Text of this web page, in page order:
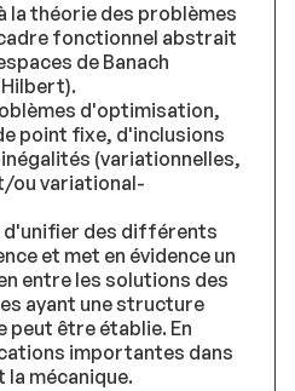
la théorie des problèmes
fonctionnel abstrait
de Banach
d'optimisation,
point fixe, d'inclusions
(variationnelles,
ou variational-
des différents
et met en évidence un
entre les solutions des
ayant une structure
être établie. En
importantes dans
la mécanique.